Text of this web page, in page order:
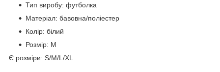
Тип виробу: футболка
Матеріал: бавовна/поліестер
Колір: білий
Розмір: M
Є розміри: S/M/L/XL